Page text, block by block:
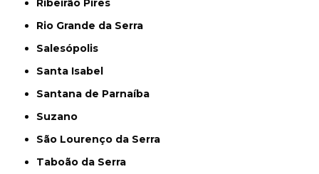
Ribeirão Pires
Rio Grande da Serra
Salesópolis
Santa Isabel
Santana de Parnaíba
Suzano
São Lourenço da Serra
Taboão da Serra